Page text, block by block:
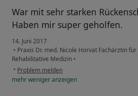
War mit sehr starken
Haben mir super geholfen.
14. Juni 2017
• Praxis Dr. med. Nicole Horvat Fachärztin
Rehabilitative Medizin •
• Problem melden
mehrwenigeranzeigen